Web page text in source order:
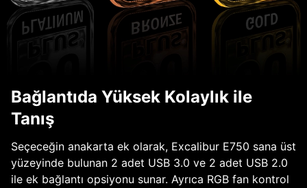
Bağlantıda Yüksek Kolaylık ile
Tanış
Seçeceğin anakarta ek olarak, Excalibur E750 sana üst
yüzeyinde bulunan 2 adet USB 3.0 ve 2 adet USB 2.0
ile ek bağlantı opsiyonu sunar. Ayrıca RGB fan kontrol